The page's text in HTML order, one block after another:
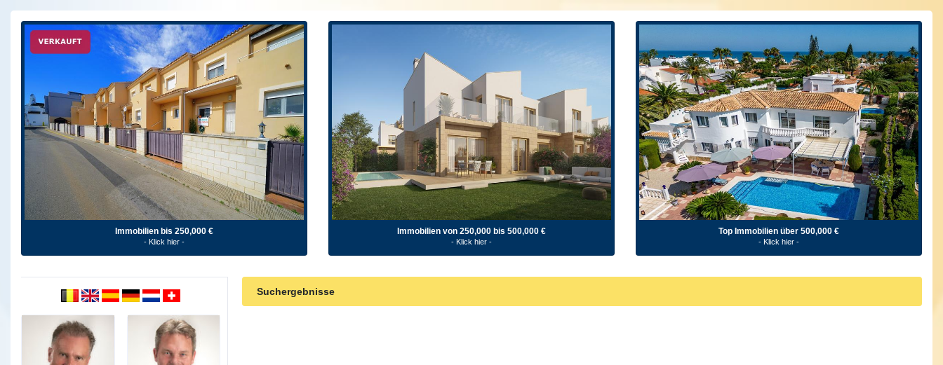
Immobilien bis 250,000 €
- Klick hier -
Immobilien von 250,000 bis 500,000 €
- Klick hier -
Top Immobilien über 500,000 €
- Klick hier -
Suchergebnisse